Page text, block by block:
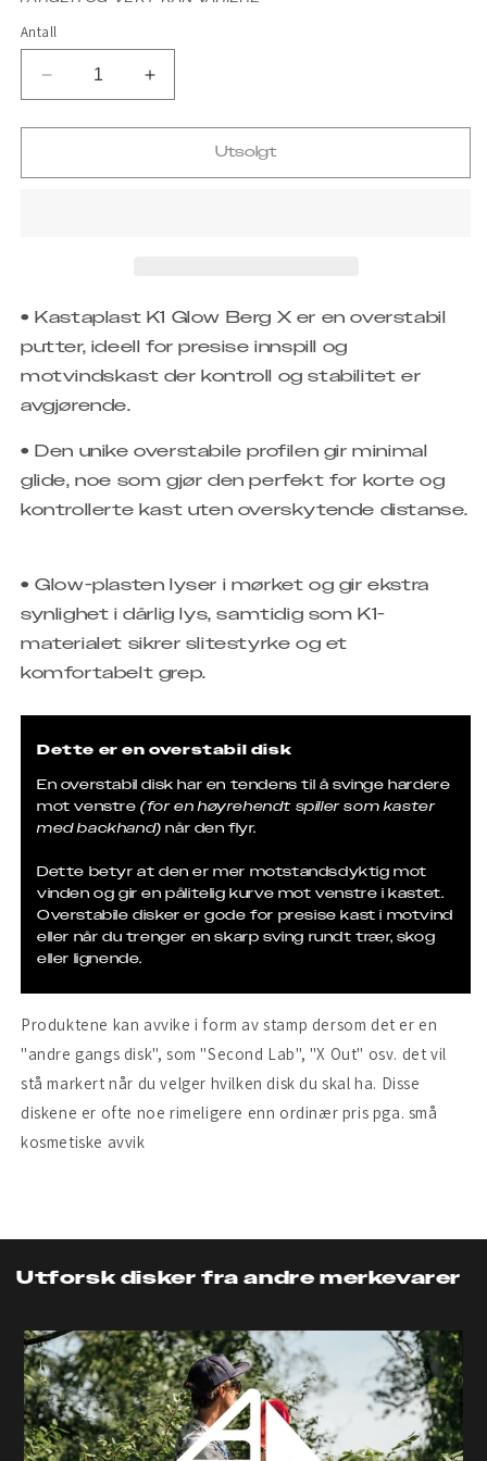
Antall
Senk
Øk
Utsolgt
• Kastaplast K1 Glow Berg X er en overstabil
putter, ideell for presise innspill og
motvindskast der kontroll og stabilitet er
avgjørende.
• Den unike overstabile profilen gir minimal
glide, noe som gjør den perfekt for korte og
kontrollerte kast uten overskytende distanse.
• Glow-plasten lyser i mørket og gir ekstra
synlighet i dårlig lys, samtidig som K1-
materialet sikrer slitestyrke og et
komfortabelt grep.
Dette er en overstabil disk
En overstabil disk har en tendens til å svinge hardere
mot venstre(for en høyrehendt spiller som kaster
med backhand) når den flyr.
Dette betyr at den er mer motstandsdyktig mot
vinden og gir en pålitelig kurve mot venstre i kastet.
Overstabile disker er gode for presise kast i motvind
eller når du trenger en skarp sving rundt trær, skog
eller lignende.
Produktene kan avvike i form av stamp dersom det er en
"andre gangs disk", som "Second Lab", "X Out" osv. det vil
stå markert når du velger hvilken disk du skal ha. Disse
diskene er ofte noe rimeligere enn ordinær pris pga. små
kosmetiske avvik
Utforsk disker fra andre merkevarer